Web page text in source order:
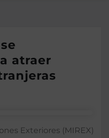
atraer
Exteriores (MIREX)